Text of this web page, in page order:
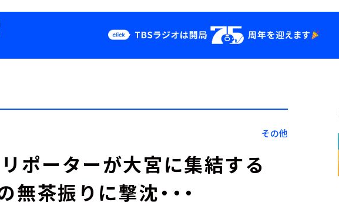
Podcast
YouTube
その他
リポーターが大宮に集結する
茶振りに撃沈・・・